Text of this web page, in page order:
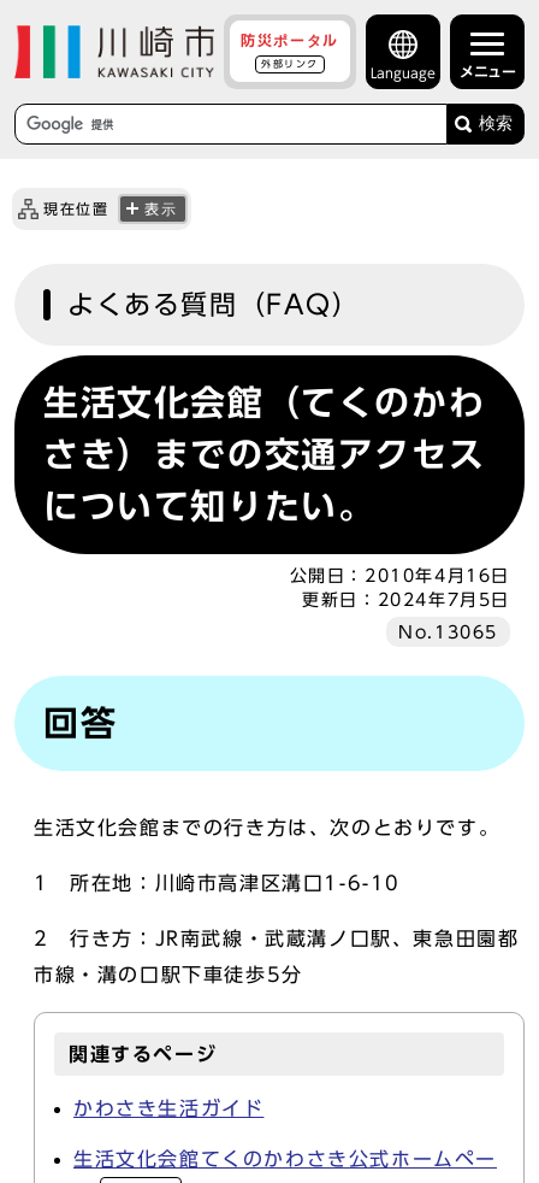
防災ポータル
外部リンク
Language メニュー
検索
現在位置 表示
よくある質問（FAQ）
生活文化会館（てくのかわ
さき）までの交通アクセス
について知りたい。
公開日： 2010年4月16日
更新日：
2024年7月5日
No.13065
回答
生活文化会館までの行き方は、次のとおりです。
1 所在地：川崎市高津区溝口1-6-10
2 行き方：JR南武線・武蔵溝ノ口駅、東急田園都
市線・溝の口駅下車徒歩5分
関連するページ
かわさき生活ガイド
生活文化会館てくのかわさき公式ホームペー